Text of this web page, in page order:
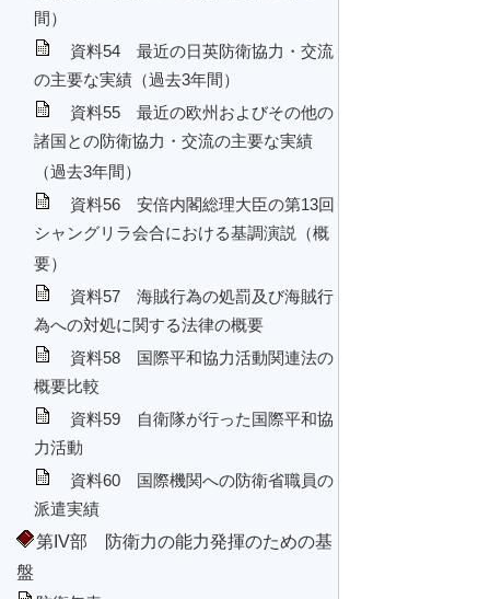
間）
資料54 最近の日英防衛協力・交流
の主要な実績（過去3年間）
資料55 最近の欧州およびその他の
諸国との防衛協力・交流の主要な実績
（過去3年間）
資料56 安倍内閣総理大臣の第13回
シャングリラ会合における基調演説（概
要）
資料57 海賊行為の処罰及び海賊行
為への対処に関する法律の概要
資料58 国際平和協力活動関連法の
概要比較
資料59 自衛隊が行った国際平和協
力活動
資料60 国際機関への防衛省職員の
派遣実績
第IV部 防衛力の能力発揮のための基
盤